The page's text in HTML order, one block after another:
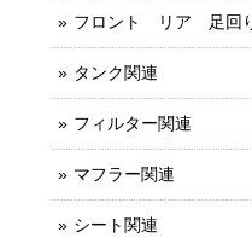
フロント リア 足回
タンク関連
フィルター関連
マフラー関連
シート関連